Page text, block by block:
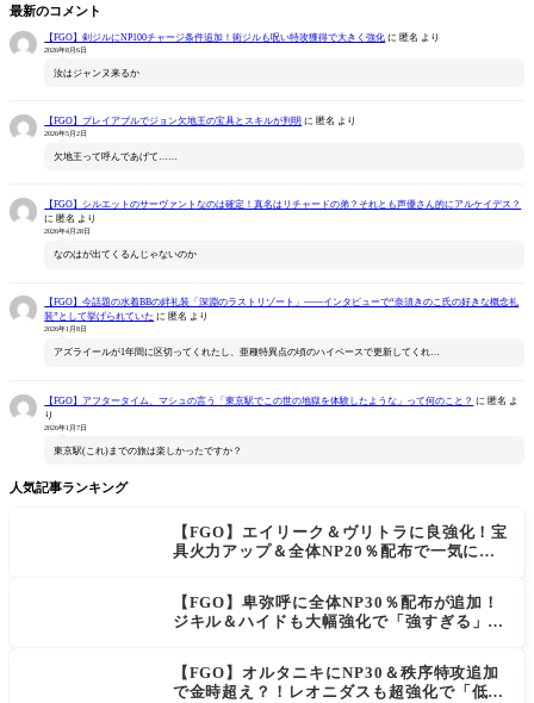
最新のコメント
【FGO】剣ジルにNP100チャージ条件追加！術ジルも呪い特攻獲得で大きく強化 に 匿名 より
2026年8月6日
汝はジャンヌ来るか
【FGO】プレイアブルでジョン欠地王の宝具とスキルが判明 に 匿名 より
2026年5月2日
欠地王って呼んであげて……
【FGO】シルエットのサーヴァントなのは確定！真名はリチャードの弟？それとも声優さん的にアルケイデス？
に 匿名 より
2026年4月28日
なのはが出てくるんじゃないのか
【FGO】今話題の水着BBの絆礼装「深淵のラストリゾート」――インタビューで“奈須きのこ氏の好きな概念礼
装”として挙げられていた に 匿名 より
2026年1月8日
アズライールが1年間に区切ってくれたし、亜種特異点の頃のハイペースで更新してくれ…
【FGO】アフタータイム、マシュの言う「東京駅でこの世の地獄を体験したような」って何のこと？ に匿名 よ
り
2026年1月7日
東京駅(これ)までの旅は楽しかったですか？
人気記事ランキング
【FGO】エイリーク＆ヴリトラに良強化！宝
具火力アップ＆全体NP20％配布で一気に使
【FGO】卑弥呼に全体NP30％配布が追加！
ジキル＆ハイドも大幅強化で「強すぎる」の
【FGO】オルタニキにNP30＆秩序特攻追加
で金時超え？！レオニダスも超強化で「低レ